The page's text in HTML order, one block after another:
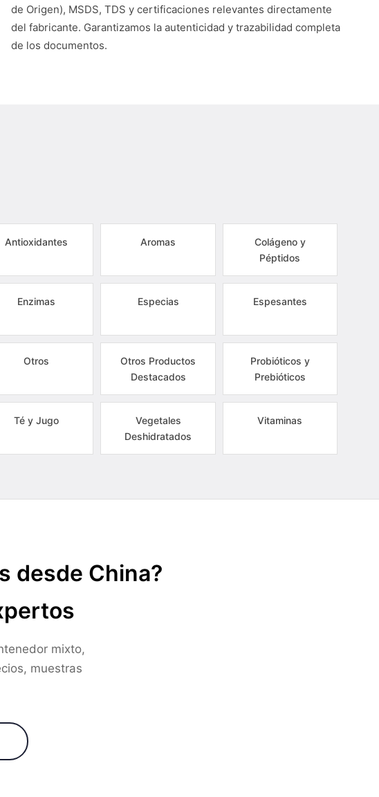
de Origen), MSDS, TDS y certificaciones relevantes directamente
del fabricante. Garantizamos la autenticidad y trazabilidad completa
de los documentos.
Antioxidantes Aromas
Colágeno y
Péptidos
Enzimas Especias Espesantes
Otros
Otros Productos
Destacados
Probióticos y
Prebióticos
Té y Jugo
Vegetales
Deshidratados
Vitaminas
desde China?
mixto,
muestras